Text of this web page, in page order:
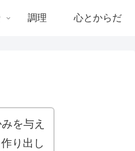
調理 心とからだ
を与え
り出し